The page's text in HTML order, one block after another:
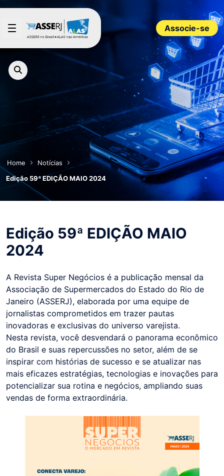
Pular para o Conteúdo principal
Associe-se
Home
Notícias
Edição 59ª EDIÇÃO MAIO 2024
Edição 59ª EDIÇÃO MAIO
2024
A Revista Super Negócios é a publicação mensal da
Associação de Supermercados do Estado do Rio de
Janeiro (ASSERJ), elaborada por uma equipe de
jornalistas comprometidos em trazer pautas
inovadoras e exclusivas do universo varejista.
Nesta revista, você desvendará o panorama econômico
do Brasil e suas repercussões no setor, além de se
inspirar com histórias de sucesso e se atualizar nas
mais eficazes estratégias, tecnologias e inovações para
potencializar sua rotina e negócios, ampliando suas
vendas de forma extraordinária.